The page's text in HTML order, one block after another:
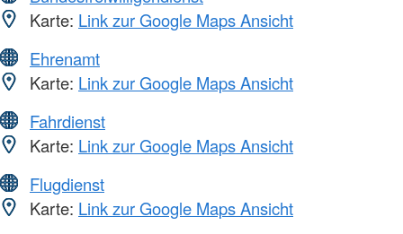
Karte: Link zur Google Maps Ansicht
Ehrenamt
Karte: Link zur Google Maps Ansicht
Fahrdienst
Karte: Link zur Google Maps Ansicht
Flugdienst
Karte: Link zur Google Maps Ansicht